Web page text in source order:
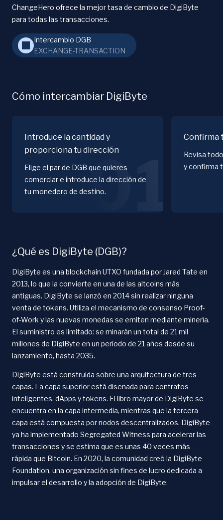
ChangeHero ofrece la mejor tasa de cambio de DigiByte
para todas las transacciones.
Intercambio DGB
EXCHANGE-TRANSACTION
Cómo intercambiar DigiByte
Introduce la cantidad y
proporciona tu dirección
Elige el par de DGB que quieres
comerciar e introduce la dirección de
tu monedero de destino.01
Confirma
Revisa
y confirma
¿Qué es DigiByte (DGB)?
DigiByte es una blockchain UTXO fundada por Jared Tate en
2013, lo que la convierte en una de las altcoins más
antiguas. DigiByte se lanzó en 2014 sin realizar ninguna
venta de tokens. Utiliza el mecanismo de consenso Proof-
of-Work y las nuevas monedas se emiten mediante minería.
El suministro es limitado: se minarán un total de 21 mil
millones de DigiByte en un período de 21 años desde su
lanzamiento, hasta 2035.
DigiByte está construida sobre una arquitectura de tres
capas. La capa superior está diseñada para contratos
inteligentes, dApps y tokens. El libro mayor de DigiByte se
encuentra en la capa intermedia, mientras que la tercera
capa está compuesta por nodos descentralizados. DigiByte
ya ha implementado Segregated Witness para acelerar las
transacciones y se estima que es unas 40 veces más
rápida que Bitcoin. En 2020, la comunidad creó la DigiByte
Foundation, una organización sin fines de lucro dedicada a
impulsar el desarrollo y la adopción de DigiByte.